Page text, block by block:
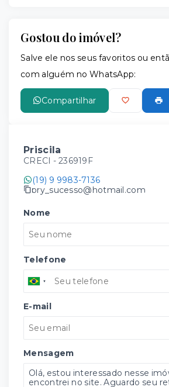
Gostou do imóvel?
Salve ele nos seus favoritos ou
com alguém no WhatsApp:
Compartilhar
Priscila
CRECI - 236919F
(19) 9 9983-7136
pry_sucesso@hotmail.com
Nome
Telefone
E-mail
Mensagem